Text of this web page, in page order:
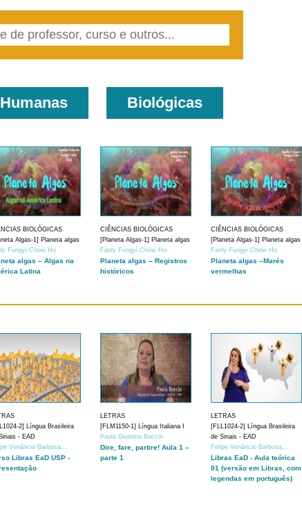
Humanas Biológicas
BIOLÓGICAS
Algas-1] Planeta algas
Fungyi Chow Ho
algas – Algas na
Latina
CIÊNCIAS BIOLÓGICAS
[Planeta Algas-1] Planeta algas
Fanly Fungyi Chow Ho
Planeta algas – Registros
históricos
CIÊNCIAS BIOLÓGICAS
[Planeta Algas-1] Planeta algas
Fanly Fungyi Chow Ho
Planeta algas –Marés
vermelhas
2] Língua Brasileira
- EAD
Venâncio Barbosa...
Libras EaD USP -
LETRAS
[FLM1150-1] Língua Italiana I
Paola Giustina Baccin
Dire, fare, partire! Aula 1 –
parte 1
LETRAS
[FLL1024-2] Língua Brasileira
de Sinais - EAD
Felipe Venâncio Barbosa...
Libras EaD - Aula teórica
01 (versão em Libras, com
legendas em português)